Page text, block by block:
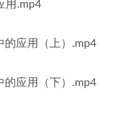
用.mp4
的应用（上）.mp4
的应用（下）.mp4